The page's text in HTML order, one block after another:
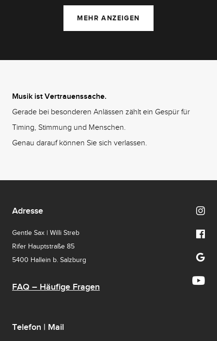
MEHR ANZEIGEN
Musik ist Vertrauenssache.
Gerade bei besonderen Anlässen zählt ein Gespür für
Timing, Stimmung und Menschen.
Genau darauf können Sie sich verlassen.
Adresse
Gentle Sax | Willi Streb
Rifer Hauptstraße 85
5400 Hallein b. Salzburg
FAQ – Häufige Fragen
Telefon | Mail